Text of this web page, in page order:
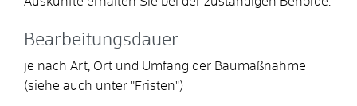
Bearbeitungsdauer
je nach Art, Ort und Umfang der Baumaßnahme
(siehe auch unter "Fristen")